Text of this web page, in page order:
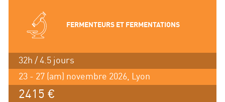
FERMENTEURS ET FERMENTATIONS
32h / 4.5 jours
23 - 27 (am) novembre 2026, Lyon
2415 €